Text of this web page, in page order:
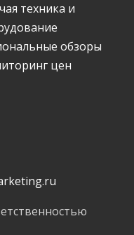
техника и
обзоры
цен